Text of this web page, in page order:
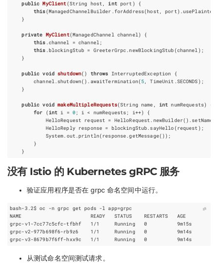
public MyClient(String host , int port )
{
this(ManagedChannelBuilder . forAddress(host , port).
}
private MyClient(ManagedChannel channel)
{
this .channel = channel;
this . blockingStub = GreeterGrpc .newBlockingStub(channel);
}
public void shutdown() throws InterruptedException
{
channel. shutdown(). awaitTermination(5, TimeUnit .SECONDS);
}
public void makeMultipleRequests(String name , int numRequests)
{
for
(int i = 0; i < numRequests; i++)
{
HelloRequest
request = HelloRequest . newBuilder(). setName
HelloReply response = blockingStub. sayHello(request );
System. out .println(response.getMessage());
}
}
没有 Istio 的 Kubernetes gRPC 服务
验证应用程序是否在 grpc 命名空间中运行。
bash-3.2$ oc -n grpc get pods -l app=
grpc-v1-7cc77c5cfc-tfbhf   1/1     Running 0
grpc-v2-977b698f6-rb9z6    1/1     Running 0
grpc-v3-8679b7f6ff-hxx9c   1/1     Running 0
从测试命名空间测试请求。